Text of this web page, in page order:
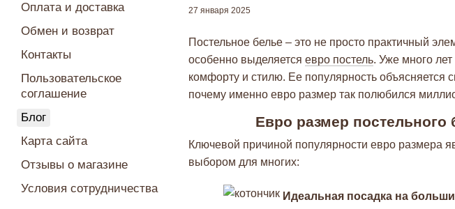
27 января 2025
Постельное белье – это не просто практичный
особенно выделяется евро постель. Уже много
комфорту и стилю. Ее популярность
почему именно евро размер так полюбился
Евро размер постельного
Ключевой причиной популярности евро размера
выбором для многих:
Идеальная посадка на
Оплата и доставка
Обмен и возврат
Контакты
Пользовательское
соглашение
Блог
Карта сайта
Отзывы о магазине
Условия сотрудничества